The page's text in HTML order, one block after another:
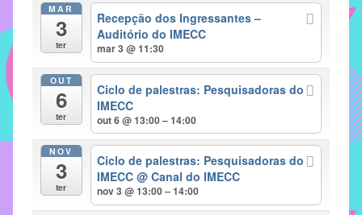
fortalecimento
sociais
profissionais
alunos,
professores
MAR
3
ter
Recepção dos Ingressantes –
Auditório do IMECC
mar 3 @ 11:30
OUT
6
ter
Ciclo de palestras: Pesquisadoras do
IMECC
out 6 @ 13:00 – 14:00
NOV
3
ter
Ciclo de palestras: Pesquisadoras do
IMECC@ Canal do IMECC
nov 3 @ 13:00 – 14:00